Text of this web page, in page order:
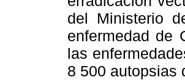
del Ministerio
enfermedad de
las
8 500 autopsias